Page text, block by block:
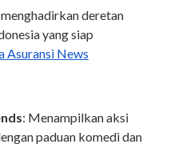
deretan
yang siap
Asuransi News
: Menampilkan aksi
paduan komedi dan